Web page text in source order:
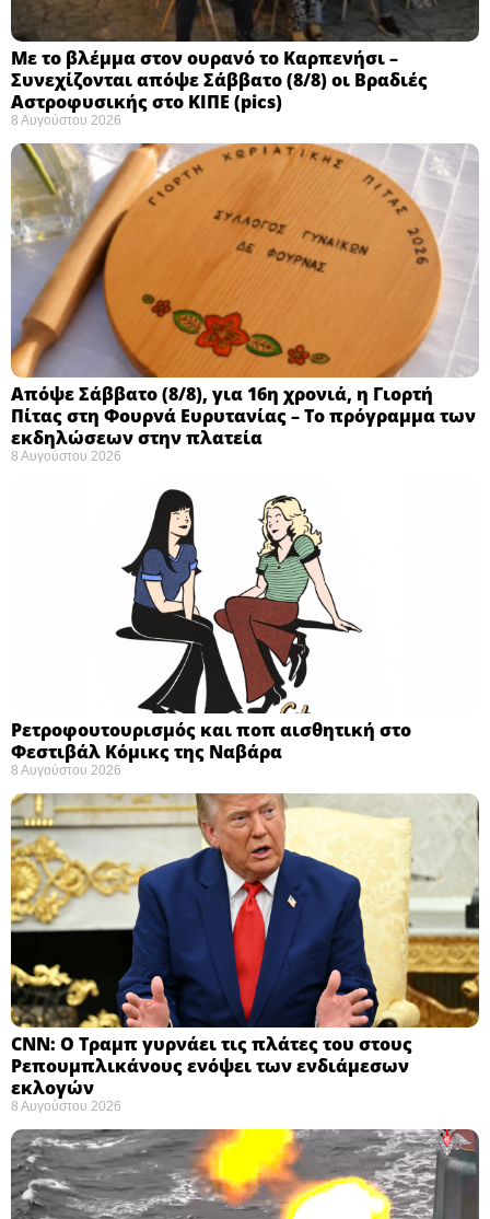
Με το βλέμμα στον ουρανό το Καρπενήσι –
Συνεχίζονται απόψε Σάββατο (8/8) οι Βραδιές
Αστροφυσικής στο ΚΙΠΕ (pics)
8 Αυγούστου 2026
Απόψε Σάββατο (8/8), για 16η χρονιά, η Γιορτή
Πίτας στη Φουρνά Ευρυτανίας – Το πρόγραμμα των
εκδηλώσεων στην πλατεία
8 Αυγούστου 2026
Ρετροφουτουρισμός και ποπ αισθητική στο
Φεστιβάλ Κόμικς της Ναβάρα ​
8 Αυγούστου 2026
CNN: Ο Τραμπ γυρνάει τις πλάτες του στους
Ρεπουμπλικάνους ενόψει των ενδιάμεσων
εκλογών ​
8 Αυγούστου 2026